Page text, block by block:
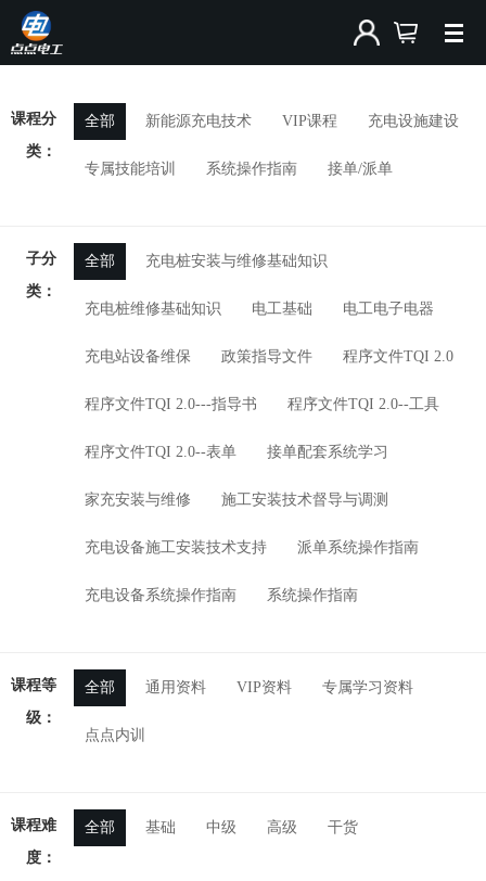
课程分
类：
全部 新能源充电技术 VIP课程 充电设施建设
专属技能培训 系统操作指南 接单/派单
子分
类：
全部 充电桩安装与维修基础知识
充电桩维修基础知识 电工基础 电工电子电器
充电站设备维保 政策指导文件 程序文件TQI 2.0
程序文件TQI 2.0---指导书 程序文件TQI 2.0--工具
程序文件TQI 2.0--表单 接单配套系统学习
家充安装与维修 施工安装技术督导与调测
充电设备施工安装技术支持 派单系统操作指南
充电设备系统操作指南 系统操作指南
课程等
级：
全部 通用资料 VIP资料 专属学习资料
点点内训
课程难
度：
全部 基础 中级 高级 干货